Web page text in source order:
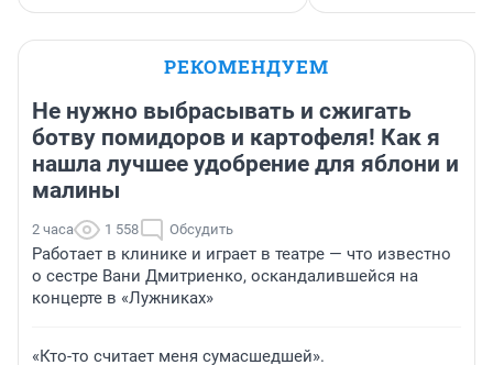
РЕКОМЕНДУЕМ
Не нужно выбрасывать и сжигать
ботву помидоров и картофеля! Как я
нашла лучшее удобрение для яблони и
малины
2 часа 1 558 Обсудить
Работает в клинике и играет в театре — что известно
о сестре Вани Дмитриенко, оскандалившейся на
концерте в «Лужниках»
«Кто-то считает меня сумасшедшей».